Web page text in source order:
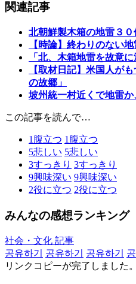
関連記事
北朝鮮製木箱の地雷３
【時論】終わりのない
「北、木箱地雷を故意
【取材日記】米国人が
の故郷」
坡州統一村近くで地雷
この記事を読んで…
1 腹立つ 1 腹立つ
5悲しい 5悲しい
3すっきり 3すっきり
9興味深い 9興味深い
2役に立つ 2役に立つ
みんなの感想ランキング
社会・文化 記事
공유하기
공유하기 공유하기
リンクコピーが完了しました。